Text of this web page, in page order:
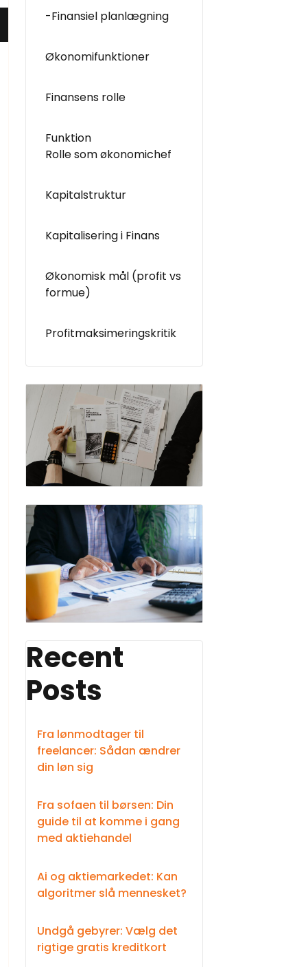
-Finansiel planlægning
Økonomifunktioner
Finansens rolle
Funktion
Rolle som økonomichef
Kapitalstruktur
Kapitalisering i Finans
Økonomisk mål (profit vs
formue)
Profitmaksimeringskritik
Recent
Posts
Fra lønmodtager til
freelancer: Sådan ændrer
din løn sig
Fra sofaen til børsen: Din
guide til at komme i gang
med aktiehandel
Ai og aktiemarkedet: Kan
algoritmer slå mennesket?
Undgå gebyrer: Vælg det
rigtige gratis kreditkort